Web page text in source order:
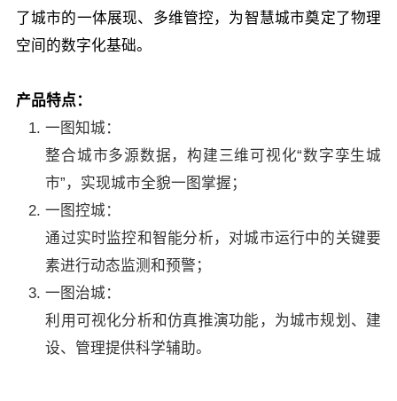
了城市的一体展现、多维管控，为智慧城市奠定了物理
空间的数字化基础。
产品特点：
一图知城：
整合城市多源数据，构建三维可视化“数字孪生城
市”，实现城市全貌一图掌握；
一图控城：
通过实时监控和智能分析，对城市运行中的关键要
素进行动态监测和预警；
一图治城：
利用可视化分析和仿真推演功能，为城市规划、建
设、管理提供科学辅助。